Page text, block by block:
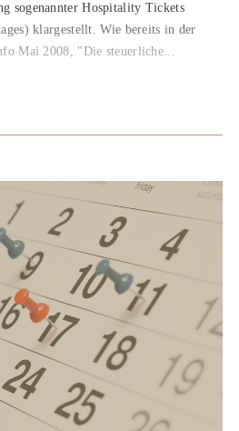
sogenannter Hospitality Tickets
klargestellt. Wie bereits in der
Mai 2008, "Die steuerliche...